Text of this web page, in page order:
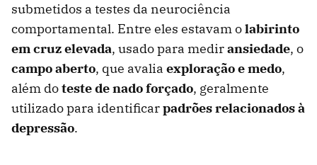
submetidos a testes da neurociência
comportamental. Entre eles estavam olabirinto
em cruz elevada, usado para mediransiedade, o
campo aberto, que avalia exploração e medo,
além doteste de nado forçado, geralmente
utilizado para identificarpadrões relacionados à
depressão.